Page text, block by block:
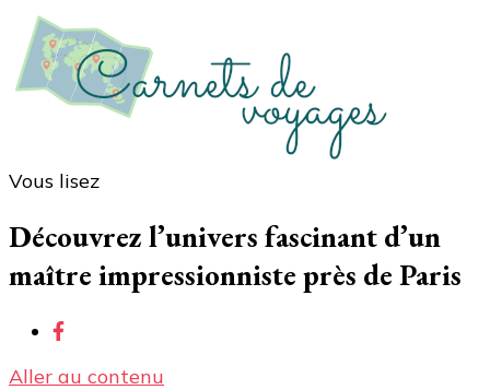
voyages, des conseils et avis sur les hôtelss
Vous lisez
Découvrez l’univers fascinant d’un
maître impressionniste près de Paris
Aller au contenu